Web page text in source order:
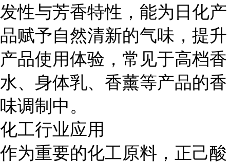
发性与芳香特性，能为日化产
品赋予自然清新的气味，提升
产品使用体验，常见于高档香
水、身体乳、香薰等产品的香
味调制中。
化工行业应用
作为重要的化工原料，正己酸